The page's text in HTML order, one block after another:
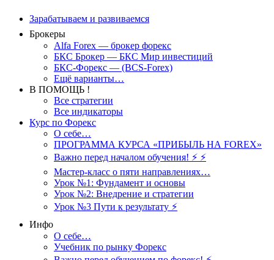
Зарабатываем и развиваемся
Брокеры
Alfa Forex — брокер форекс
БКС Брокер — БКС Мир инвестиций
БКС-Форекс — (BCS-Forex)
Ещё варианты…
В ПОМОЩЬ !
Все стратегии
Все индикаторы
Курс по Форекс
О себе…
ПРОГРАММА КУРСА «ПРИБЫЛЬ НА FOREX»
Важно перед началом обучения! ⚡ ⚡
Мастер-класс о пяти направлениях…
Урок №1: Фундамент и основы
Урок №2: Внедрение и стратегии
Урок №3 Пути к результату ⚡️
Инфо
О себе…
Учебник по рынку Форекс